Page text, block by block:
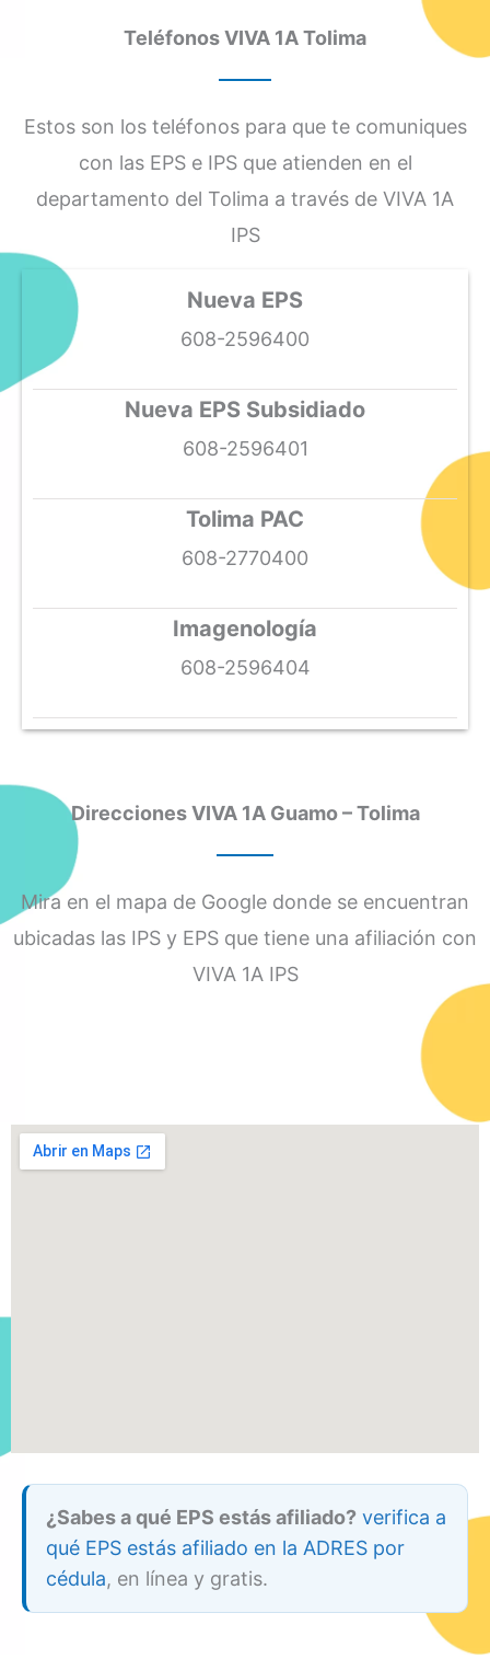
Teléfonos VIVA 1A Tolima
Estos son los teléfonos para que te comuniques
con las EPS e IPS que atienden en el
departamento del Tolima a través de VIVA 1A
IPS
Nueva EPS
608-2596400
Nueva EPS Subsidiado
608-2596401
Tolima PAC
608-2770400
Imagenología
608-2596404
Direcciones VIVA 1A Guamo – Tolima
Mira en el mapa de Google donde se encuentran
ubicadas las IPS y EPS que tiene una afiliación con
VIVA 1A IPS
¿Sabes a qué EPS estás afiliado? verifica a
qué EPS estás afiliado en la ADRES por
cédula, en línea y gratis.